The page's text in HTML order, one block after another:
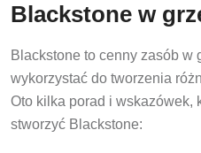
Blackstone w
Blackstone to cenny zasób w
wykorzystać do tworzenia
Oto kilka porad i wskazówek,
stworzyć Blackstone: